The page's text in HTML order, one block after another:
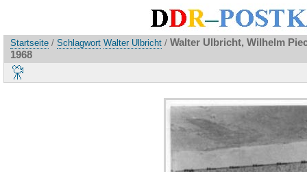
Startseite / Schlagwort Walter Ulbricht / Walter Ulbricht, Wilhelm
1968